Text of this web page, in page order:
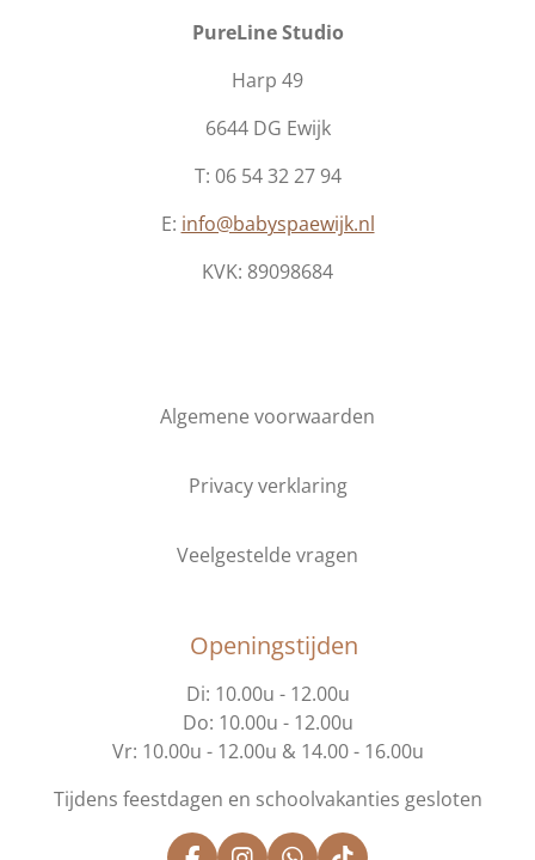
PureLine Studio
Harp 49
6644 DG Ewijk
T: 06 54 32 27 94
E: info@babyspaewijk.nl
KVK: 89098684
Algemene voorwaarden
Privacy verklaring
Veelgestelde vragen
Openingstijden
Di: 10.00u - 12.00u
Do: 10.00u - 12.00u
Vr: 10.00u - 12.00u & 14.00 - 16.00u
Tijdens feestdagen en schoolvakanties gesloten